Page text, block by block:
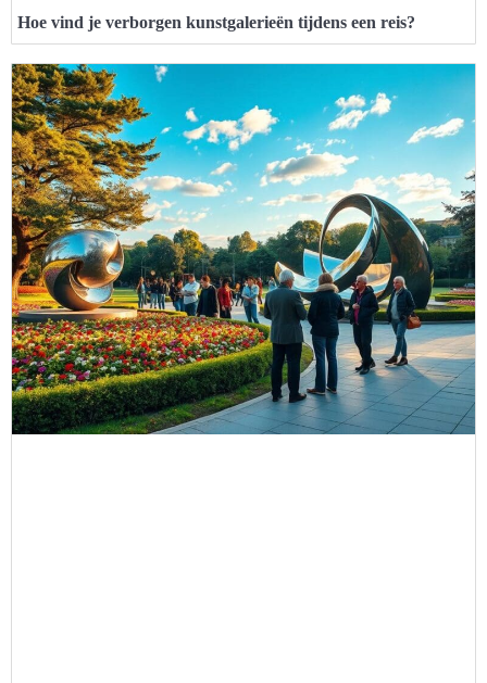
Hoe vind je verborgen kunstgalerieën tijdens een reis?